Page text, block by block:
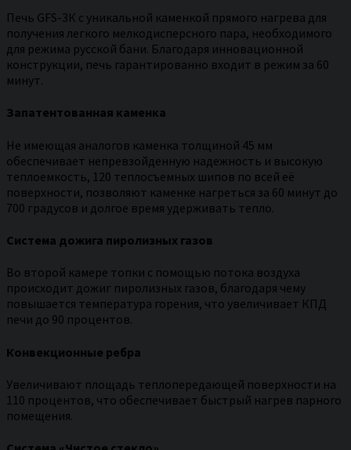
Печь GFS-3К с уникальной каменкой прямого нагрева для
получения легкого мелкодисперсного пара, необходимого
для режима русской бани. Благодаря инновационной
конструкции, печь гарантированно входит в режим за 60
минут.
Запатентованная каменка
Не имеющая аналогов каменка толщиной 45 мм
обеспечивает непревзойденную надежность и высокую
теплоемкость, 120 теплосъемных шипов по всей её
поверхности, позволяют каменке нагреться за 60 минут до
700 градусов и долгое время удерживать тепло.
Система дожига пиролизных газов
Во второй камере топки с помощью потока воздуха
происходит дожиг пиролизных газов, благодаря чему
повышается температура горения, что увеличивает КПД
печи до 90 процентов.
Конвекционные ребра
Увеличивают площадь теплопередающей поверхности на
110 процентов, что обеспечивает быстрый нагрев парного
помещения.